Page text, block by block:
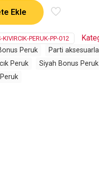
Ekle
PERUK-PP-012
Peruk Parti
Peruk
Siyah Bonus Peruk